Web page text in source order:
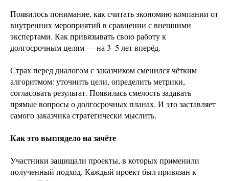
Появилось понимание, как считать экономию компании от
внутренних мероприятий в сравнении с внешними
экспертами. Как привязывать свою работу к
долгосрочным целям — на 3–5 лет вперёд.
Страх перед диалогом с заказчиком сменился чётким
алгоритмом: уточнить цели, определить метрики,
согласовать результат. Появилась смелость задавать
прямые вопросы о долгосрочных планах. И это заставляет
самого заказчика стратегически мыслить.
Как это выглядело на зачёте
Участники защищали проекты, в которых применили
полученный подход. Каждый проект был привязан к